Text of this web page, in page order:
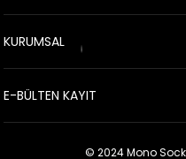
KURUMSAL
E-BÜLTEN KAYIT
© 2024 Mono